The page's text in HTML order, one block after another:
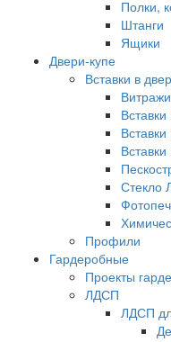
Полки,
Штанги
Ящики
Двери-купе
Вставки в
Витражи
Стекло
Профили
Гардеробные
Проекты
ЛДСП
ЛДСП